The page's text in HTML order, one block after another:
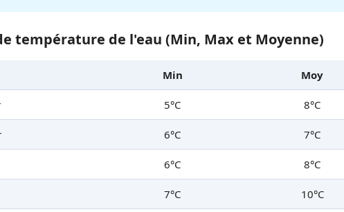
température de l'eau (Min, Max et Moyenne)
Min Moy
5°C 8°C
6°C 7°C
6°C 8°C
7°C 10°C